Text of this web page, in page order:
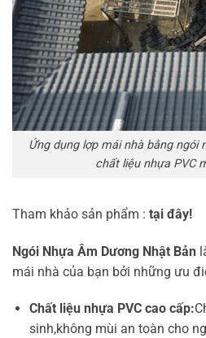
Ứng dụng lợp mái nhà bằng ngói
chất liệu nhựa PVC
Tham khảo sản phẩm : tại đây!
Ngói Nhựa Âm Dương Nhật Bản
mái nhà của bạn bởi những ưu
Chất liệu nhựa PVC cao cấp:
sinh,không mùi an toàn cho